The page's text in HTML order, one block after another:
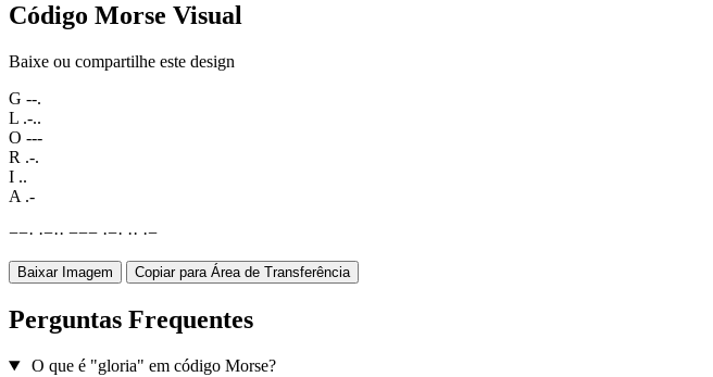
Código Morse Visual
Baixe ou compartilhe este design
G --.
L .-..
O ---
R .-.
I ..
A .-
−−· ·−·· −−− ·−· ·· ·−
Baixar Imagem Copiar para Área de Transferência
Perguntas Frequentes
O que é "gloria" em código Morse?